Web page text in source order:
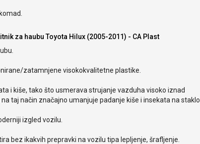
za haubu Toyota Hilux (2005-2011) - CA Plast
zatamnjene visokokvalitetne plastike.
i kiše, tako što usmerava strujanje vazduha visoko iznad
taj način značajno umanjuje padanje kiše i insekata na staklo.
izgled vozilu.
bez ikakvih prepravki na vozilu tipa lepljenje, šrafljenje.